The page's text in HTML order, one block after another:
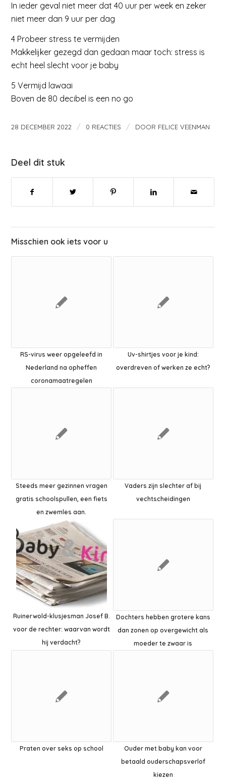
In ieder geval niet meer dat 40 uur per week en zeker
niet meer dan 9 uur per dag
4 Probeer stress te vermijden
Makkelijker gezegd dan gedaan maar toch: stress is
echt heel slecht voor je baby
5 Vermijd lawaai
Boven de 80 decibel is een no go
28 DECEMBER 2022 / 0 REACTIES / DOOR FELICE VEENMAN
Deel dit stuk
Misschien ook iets voor u
RS-virus weer opgeleefd in
Nederland na opheffen
coronamaatregelen
Uv-shirtjes voor je kind:
overdreven of werken ze echt?
Steeds meer gezinnen vragen
gratis schoolspullen, een fiets
en zwemles aan.
Vaders zijn slechter af bij
vechtscheidingen
Ruinerwold-klusjesman Josef B.
voor de rechter: waarvan wordt
hij verdacht?
Dochters hebben grotere kans
dan zonen op overgewicht als
moeder te zwaar is
Praten over seks op school
Ouder met baby kan voor
betaald ouderschapsverlof
kiezen